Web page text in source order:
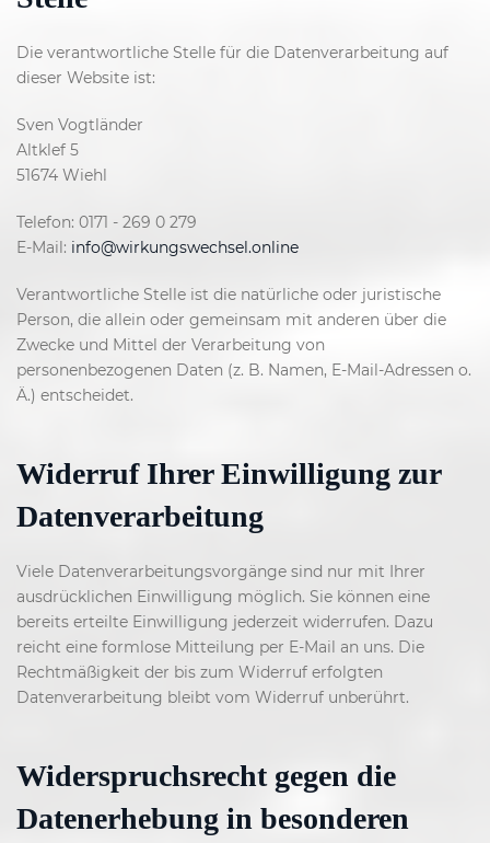
Die verantwortliche Stelle für die Datenverarbeitung auf
dieser Website ist:
Sven Vogtländer
Altklef 5
51674 Wiehl
Telefon: 0171 - 269 0 279
E-Mail: info@wirkungswechsel.online
Verantwortliche Stelle ist die natürliche oder juristische
Person, die allein oder gemeinsam mit anderen über die
Zwecke und Mittel der Verarbeitung von
personenbezogenen Daten (z. B. Namen, E-Mail-Adressen o.
Ä.) entscheidet.
Widerruf Ihrer Einwilligung zur
Datenverarbeitung
Viele Datenverarbeitungsvorgänge sind nur mit Ihrer
ausdrücklichen Einwilligung möglich. Sie können eine
bereits erteilte Einwilligung jederzeit widerrufen. Dazu
reicht eine formlose Mitteilung per E-Mail an uns. Die
Rechtmäßigkeit der bis zum Widerruf erfolgten
Datenverarbeitung bleibt vom Widerruf unberührt.
Widerspruchsrecht gegen die
Datenerhebung in besonderen